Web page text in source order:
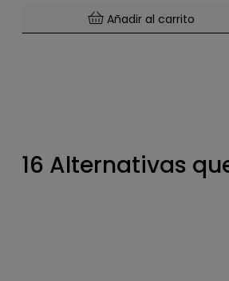
Añadir al carrito
16 Alternativas